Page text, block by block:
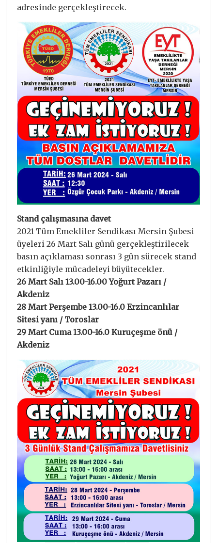
adresinde gerçekleştirecek.
Stand çalışmasına davet
2021 Tüm Emekliler Sendikası Mersin Şubesi
üyeleri 26 Mart Salı günü gerçekleştirilecek
basın açıklaması sonrası 3 gün sürecek stand
etkinliğiyle mücadeleyi büyütecekler.
26 Mart Salı 13.00-16.00 Yoğurt Pazarı /
Akdeniz
28 Mart Perşembe 13.00-16.0 Erzincanlılar
Sitesi yanı / Toroslar
29 Mart Cuma 13.00-16.0 Kuruçeşme önü /
Akdeniz